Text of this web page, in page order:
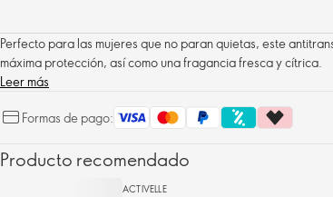
Perfecto para las mujeres que no paran quietas, este
máxima protección, así como una fragancia fresca y cítrica.
Leer más
Formas de pago:
Producto recomendado
ACTIVELLE